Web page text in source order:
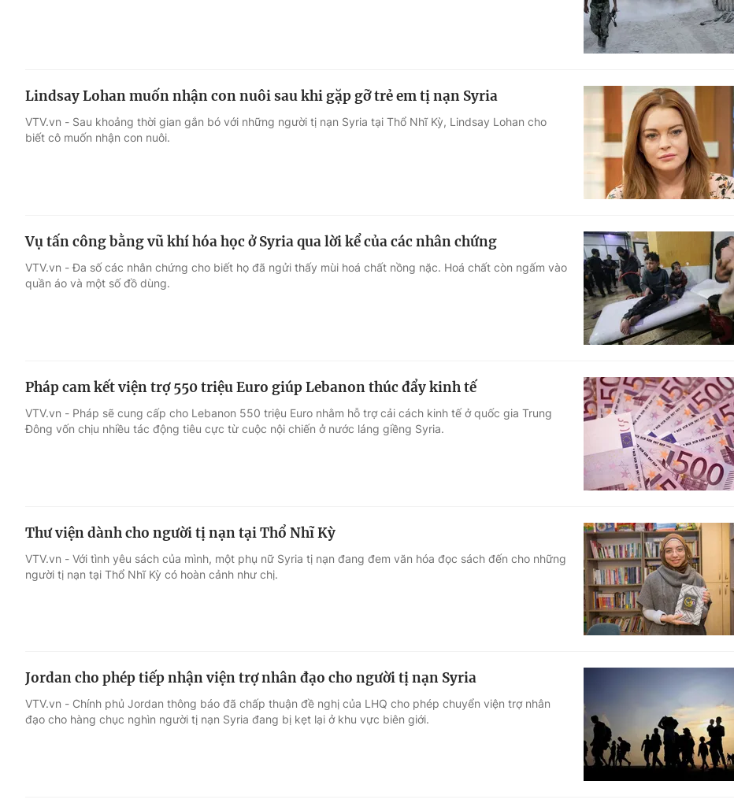
Lindsay Lohan muốn nhận con nuôi sau khi gặp gỡ trẻ em tị nạn Syria
VTV.vn - Sau khoảng thời gian gắn bó với những người tị nạn Syria tại Thổ Nhĩ Kỳ, Lindsay Lohan cho
biết cô muốn nhận con nuôi.
Vụ tấn công bằng vũ khí hóa học ở Syria qua lời kể của các nhân chứng
VTV.vn - Đa số các nhân chứng cho biết họ đã ngửi thấy mùi hoá chất nồng nặc. Hoá chất còn ngấm vào
quần áo và một số đồ dùng.
Pháp cam kết viện trợ 550 triệu Euro giúp Lebanon thúc đẩy kinh tế
VTV.vn - Pháp sẽ cung cấp cho Lebanon 550 triệu Euro nhằm hỗ trợ cải cách kinh tế ở quốc gia Trung
Đông vốn chịu nhiều tác động tiêu cực từ cuộc nội chiến ở nước láng giềng Syria.
Thư viện dành cho người tị nạn tại Thổ Nhĩ Kỳ
VTV.vn - Với tình yêu sách của mình, một phụ nữ Syria tị nạn đang đem văn hóa đọc sách đến cho những
người tị nạn tại Thổ Nhĩ Kỳ có hoàn cảnh như chị.
Jordan cho phép tiếp nhận viện trợ nhân đạo cho người tị nạn Syria
VTV.vn - Chính phủ Jordan thông báo đã chấp thuận đề nghị của LHQ cho phép chuyển viện trợ nhân
đạo cho hàng chục nghìn người tị nạn Syria đang bị kẹt lại ở khu vực biên giới.